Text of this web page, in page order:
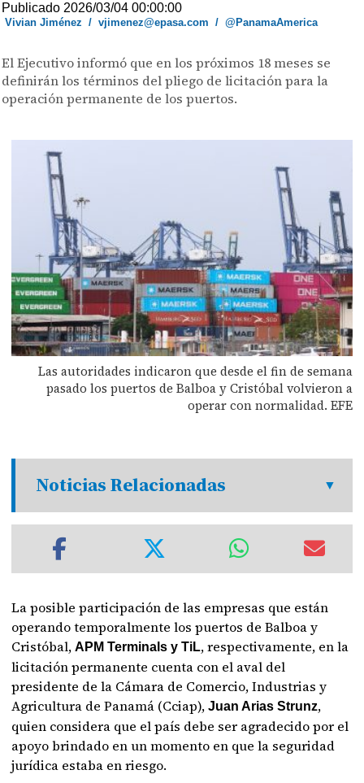
Publicado 2026/03/04 00:00:00
Vivian Jiménez /vjimenez@epasa.com /@PanamaAmerica
El Ejecutivo informó que en los próximos 18 meses se
definirán los términos del pliego de licitación para la
operación permanente de los puertos.
Las autoridades indicaron que desde el fin de semana
pasado los puertos de Balboa y Cristóbal volvieron a
operar con normalidad. EFE
Noticias Relacionadas
La posible participación de las empresas que están
operando temporalmente los puertos de Balboa y
Cristóbal,APM Terminals y TiL, respectivamente, en la
licitación permanente cuenta con el aval del
presidente de la Cámara de Comercio, Industrias y
Agricultura de Panamá (Cciap),Juan Arias Strunz,
quien considera que el país debe ser agradecido por el
apoyo brindado en un momento en que la seguridad
jurídica estaba en riesgo.